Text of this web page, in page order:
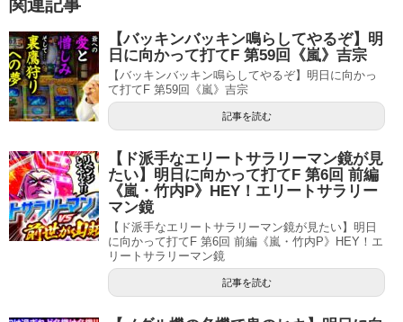
関連記事
【バッキンバッキン鳴らしてやるぞ】明
日に向かって打てF 第59回《嵐》吉宗
【バッキンバッキン鳴らしてやるぞ】明日に向かっ
て打てF 第59回《嵐》吉宗
記事を読む
【ド派手なエリートサラリーマン鏡が見
たい】明日に向かって打てF 第6回 前編
《嵐・竹内P》HEY！エリートサラリー
マン鏡
【ド派手なエリートサラリーマン鏡が見たい】明日
に向かって打てF 第6回 前編《嵐・竹内P》HEY！エ
リートサラリーマン鏡
記事を読む